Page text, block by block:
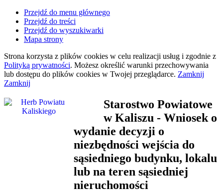
Przejdź do menu głównego
Przejdź do treści
Przejdź do wyszukiwarki
Mapa strony
Strona korzysta z plików cookies w celu realizacji usług i zgodnie z
Polityką prywatności. Możesz określić warunki przechowywania
lub dostępu do plików cookies w Twojej przeglądarce. Zamknij
Zamknij
Starostwo Powiatowe
w Kaliszu - Wniosek o
wydanie decyzji o
niezbędności wejścia do
sąsiedniego budynku, lokalu
lub na teren sąsiedniej
nieruchomości